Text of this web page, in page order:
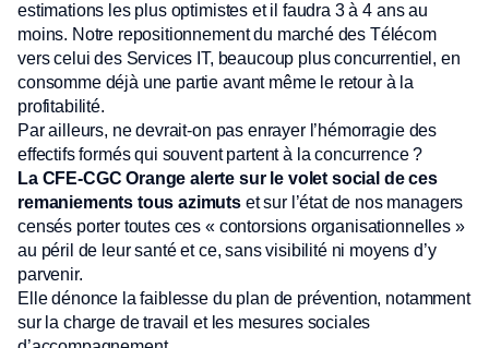
estimations les plus optimistes et il faudra 3 à 4 ans au
moins. Notre repositionnement du marché des Télécom
vers celui des Services IT, beaucoup plus concurrentiel, en
consomme déjà une partie avant même le retour à la
profitabilité.
Par ailleurs, ne devrait-on pas enrayer l’hémorragie des
effectifs formés qui souvent partent à la concurrence ?
La CFE-CGC Orange alerte sur le volet social de ces
remaniements tous azimuts et sur l’état de nos managers
censés porter toutes ces « contorsions organisationnelles »
au péril de leur santé et ce, sans visibilité ni moyens d’y
parvenir.
Elle dénonce la faiblesse du plan de prévention, notamment
sur la charge de travail et les mesures sociales